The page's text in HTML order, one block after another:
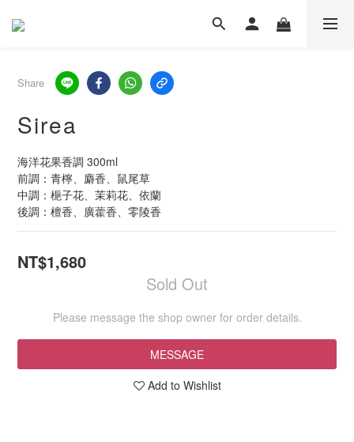
Share
Sirea
海洋花果香調 300ml
前調：青檸、麝香、鼠尾草
中調：梔子花、茉莉花、依蘭
後調：檀香、廣藿香、零陵香
NT$1,680
Sold Out
Please message the shop owner for order details.
MESSAGE
Add to Wishlist